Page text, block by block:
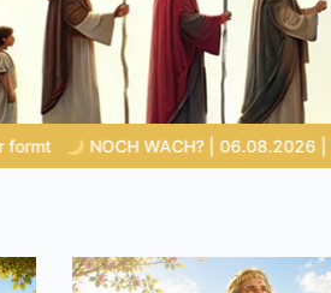
| Das Größte, was du geben